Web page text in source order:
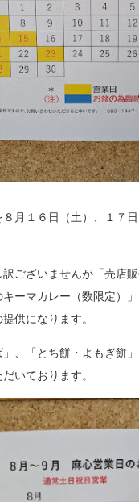
月１６日（土）、１７
ございませんが「売店販
キーマカレー（数限定）
供になります。
」、「とち餅・よもぎ餅
いております。